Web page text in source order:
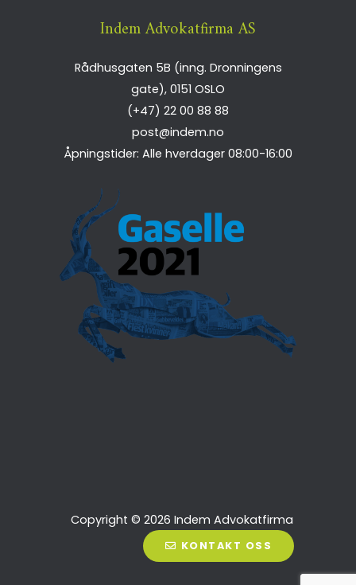
Indem Advokatfirma AS
Rådhusgaten 5B (inng. Dronningens
gate), 0151 OSLO
(+47) 22 00 88 88
post@indem.no
Åpningstider: Alle hverdager 08:00-16:00
KONTAKT OSS
Copyright © 2026 Indem Advokatfirma
AS